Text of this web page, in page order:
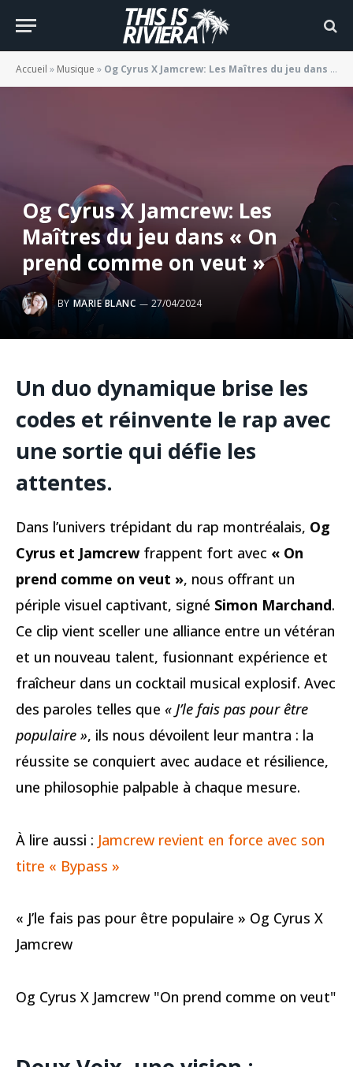
Accueil » Musique » Og Cyrus X Jamcrew: Les Maîtres du jeu dans « On prend comme on veut »
Og Cyrus X Jamcrew: Les
Maîtres du jeu dans « On
prend comme on veut »
BY MARIE BLANC 27/04/2024
Un duo dynamique brise les
codes et réinvente le rap avec
une sortie qui défie les
attentes.
Dans l’univers trépidant du rap montréalais, Og
Cyrus et Jamcrewfrappent fort avec « On
prend comme on veut », nous offrant un
périple visuel captivant, signé Simon Marchand.
Ce clip vient sceller une alliance entre un vétéran
et un nouveau talent, fusionnant expérience et
fraîcheur dans un cocktail musical explosif. Avec
des paroles telles que « J’le fais pas pour être
populaire », ils nous dévoilent leur mantra : la
réussite se conquiert avec audace et résilience,
une philosophie palpable à chaque mesure.
À lire aussi : Jamcrew revient en force avec son
titre « Bypass »
« J’le fais pas pour être populaire » Og Cyrus X
Jamcrew
Og Cyrus X Jamcrew "On prend comme on veut"